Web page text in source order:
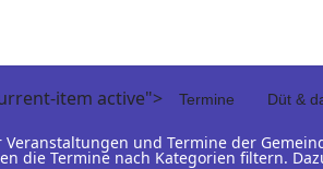
item active"> Termine Düt &
und Termine der
die Termine nach Kategorien filtern.